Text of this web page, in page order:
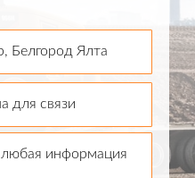
Белгород Ялта
для связи
любая информация